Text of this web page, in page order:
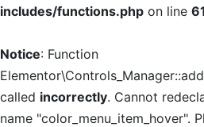
includes/functions.php on line
Notice: Function
called incorrectly. Cannot
name "color_menu_item_hover".